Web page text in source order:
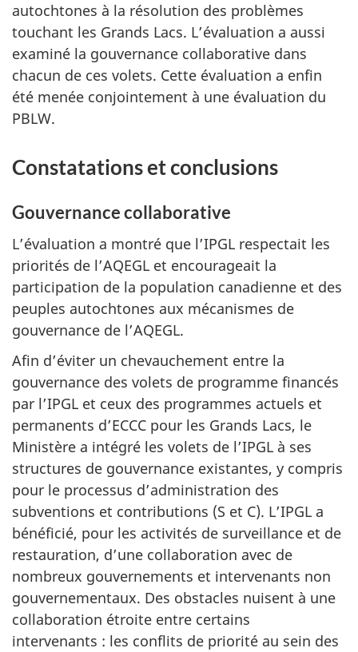
autochtones à la résolution des problèmes
touchant les Grands Lacs. L’évaluation a aussi
examiné la gouvernance collaborative dans
chacun de ces volets. Cette évaluation a enfin
été menée conjointement à une évaluation du
PBLW.
Constatations et conclusions
Gouvernance collaborative
L’évaluation a montré que l’IPGL respectait les
priorités de l’AQEGL et encourageait la
participation de la population canadienne et des
peuples autochtones aux mécanismes de
gouvernance de l’AQEGL.
Afin d’éviter un chevauchement entre la
gouvernance des volets de programme financés
par l’IPGL et ceux des programmes actuels et
permanents d’ECCC pour les Grands Lacs, le
Ministère a intégré les volets de l’IPGL à ses
structures de gouvernance existantes, y compris
pour le processus d’administration des
subventions et contributions (S et C). L’IPGL a
bénéficié, pour les activités de surveillance et de
restauration, d’une collaboration avec de
nombreux gouvernements et intervenants non
gouvernementaux. Des obstacles nuisent à une
collaboration étroite entre certains
intervenants : les conflits de priorité au sein des